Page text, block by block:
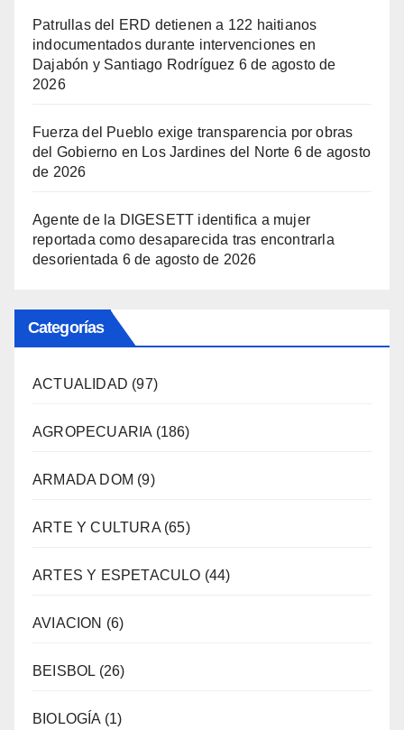
Patrullas del ERD detienen a 122 haitianos
indocumentados durante intervenciones en
Dajabón y Santiago Rodríguez 6 de agosto de
2026
Fuerza del Pueblo exige transparencia por obras
del Gobierno en Los Jardines del Norte 6 de agosto
de 2026
Agente de la DIGESETT identifica a mujer
reportada como desaparecida tras encontrarla
desorientada 6 de agosto de 2026
Categorías
ACTUALIDAD (97)
AGROPECUARIA (186)
ARMADA DOM (9)
ARTE Y CULTURA(65)
ARTES Y ESPETACULO (44)
AVIACION (6)
BEISBOL (26)
BIOLOGÍA (1)